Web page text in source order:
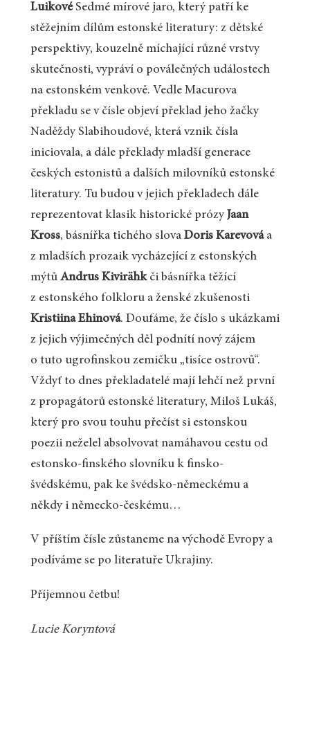
LuikovéSedmé mírové jaro, který patří ke
stěžejním dílům estonské literatury: z dětské
perspektivy, kouzelně míchající různé vrstvy
skutečnosti, vypráví o poválečných událostech
na estonském venkově. Vedle Macurova
překladu se v čísle objeví překlad jeho žačky
Naděždy Slabihoudové, která vznik čísla
iniciovala, a dále překlady mladší generace
českých estonistů a dalších milovníků estonské
literatury. Tu budou v jejich překladech dále
reprezentovat klasik historické prózy Jaan
Kross, básnířka tichého slova Doris Karevováa
z mladších prozaik vycházející z estonských
mýtů Andrus Kivirähkči básnířka těžící
z estonského folkloru a ženské zkušenosti
Kristiina Ehinová. Doufáme, že číslo s ukázkami
z jejich výjimečných děl podnítí nový zájem
o tuto ugrofinskou zemičku „tisíce ostrovů“.
Vždyť to dnes překladatelé mají lehčí než první
z propagátorů estonské literatury, Miloš Lukáš,
který pro svou touhu přečíst si estonskou
poezii neželel absolvovat namáhavou cestu od
estonsko-finského slovníku k finsko-
švédskému, pak ke švédsko-německému a
někdy i německo-českému…
V příštím čísle zůstaneme na východě Evropy a
podíváme se po literatuře Ukrajiny.
Příjemnou četbu!
Lucie Koryntová